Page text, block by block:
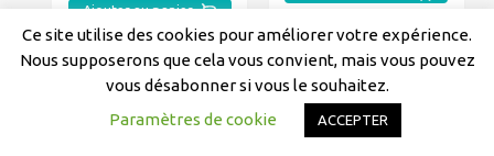
Ajouter au panier
Ce site utilise des cookies pour améliorer votre expérience.
Nous supposerons que cela vous convient, mais vous pouvez
vous désabonner si vous le souhaitez.
Paramètres de cookie
ACCEPTER